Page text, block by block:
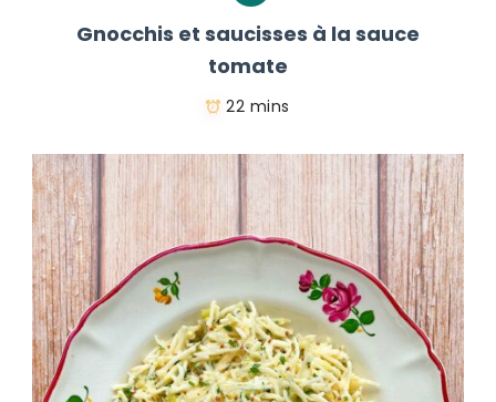
Gnocchis et saucisses à la sauce
tomate
22 mins